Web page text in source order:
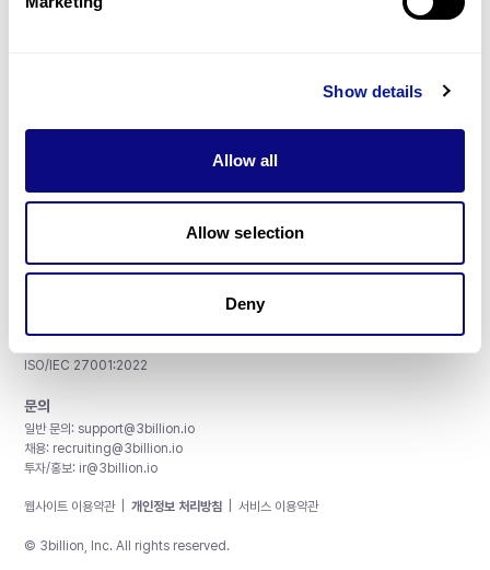
Show details
Allow all
Allow selection
Deny
주식회사 쓰리빌리언
서울특별시 강남구 테헤란로 415, 8층
사업자등록번호: 290-81-00524
대표이사: 금창원
ISO/IEC 27001:2022
문의
일반 문의: support@3billion.io
채용: recruiting@3billion.io
투자/홍보: ir@3billion.io
웹사이트 이용약관 개인정보 처리방침 서비스 이용약관
© 3billion, Inc. All rights reserved.